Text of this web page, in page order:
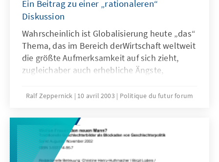
Ein Beitrag zu einer „rationaleren“
Diskussion
Wahrscheinlich ist Globalisierung heute „das“
Thema, das im Bereich derWirtschaft weltweit
die größte Aufmerksamkeit auf sich zieht,
zugleichaber auch erhebliche Ängste,
Widerständeauslöst. Gleichgültig, ob wir den
Nordamerika,nach Lateinamerika oder Asien
wenden, überall auf der Welt werdenheute
die Konsequenzen der Globalisierung
diskutiert.
Ralf Zeppernick 10 avril 2003 Politique du futur forum